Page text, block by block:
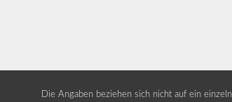
Die Angaben beziehen sich nicht auf ein